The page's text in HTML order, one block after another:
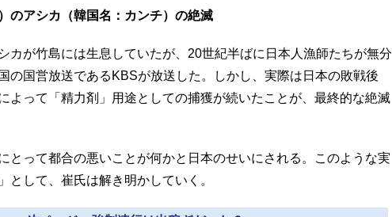
のアシカ（韓国名：カンチ）の絶滅
カが竹島には生息していたが、20世紀半ばに日本人漁師たちが無分
の国営放送であるKBSが放送した。しかし、実際は日本の敗戦後
よって「精力剤」用途としての捕獲が続いたことが、最終的な絶滅
とって都合の悪いことが何かと日本のせいにされる。このような実
として、崔氏は解き明かしていく。